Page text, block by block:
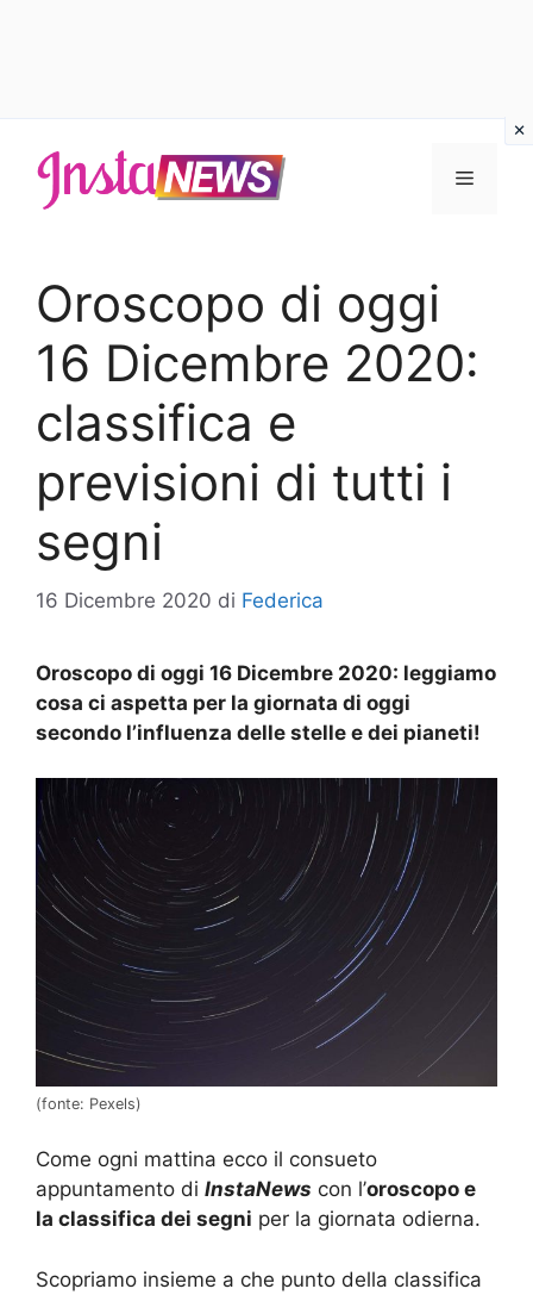
contenuto
Menu
Oroscopo di oggi
16 Dicembre 2020:
classifica e
previsioni di tutti i
segni
16 Dicembre 2020 di Federica
Oroscopo di oggi 16 Dicembre 2020: leggiamo
cosa ci aspetta per la giornata di oggi
secondo l’influenza delle stelle e dei pianeti!
(fonte: Pexels)
Come ogni mattina ecco il consueto
appuntamento di InstaNews con l’oroscopo e
la classifica dei segni per la giornata odierna.
Scopriamo insieme a che punto della classifica